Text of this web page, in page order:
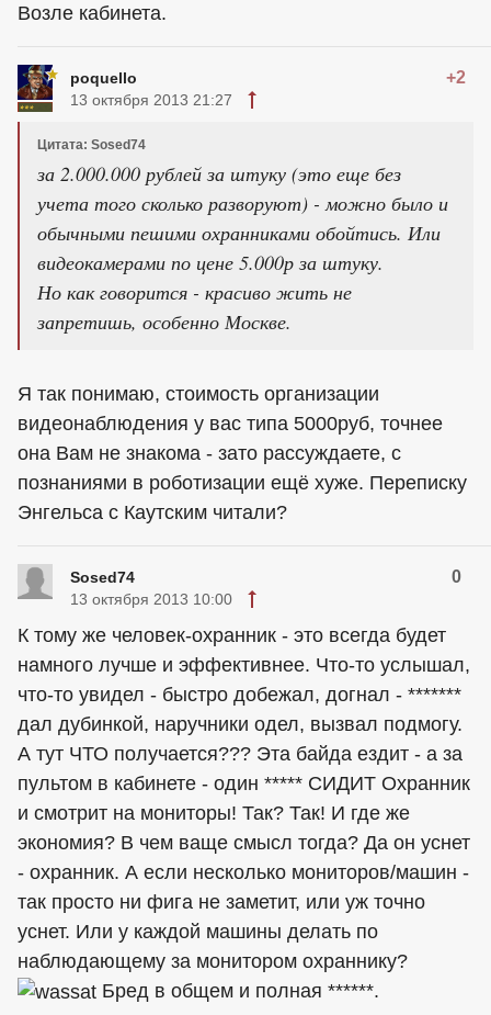
Возле кабинета.
poquello +2
13 октября 2013 21:27
Цитата: Sosed74
за 2.000.000 рублей за штуку (это еще без
учета того сколько разворуют) - можно было и
обычными пешими охранниками обойтись. Или
видеокамерами по цене 5.000р за штуку.
Но как говорится - красиво жить не
запретишь, особенно Москве.
Я так понимаю, стоимость организации
видеонаблюдения у вас типа 5000руб, точнее
она Вам не знакома - зато рассуждаете, с
познаниями в роботизации ещё хуже. Переписку
Энгельса с Каутским читали?
Sosed74 0
13 октября 2013 10:00
К тому же человек-охранник - это всегда будет
намного лучше и эффективнее. Что-то услышал,
что-то увидел - быстро добежал, догнал - *******
дал дубинкой, наручники одел, вызвал подмогу.
А тут ЧТО получается??? Эта байда ездит - а за
пультом в кабинете - один ***** СИДИТ Охранник
и смотрит на мониторы! Так? Так! И где же
экономия? В чем ваще смысл тогда? Да он уснет
- охранник. А если несколько мониторов/машин -
так просто ни фига не заметит, или уж точно
уснет. Или у каждой машины делать по
наблюдающему за монитором охраннику?
Бред в общем и полная ******.